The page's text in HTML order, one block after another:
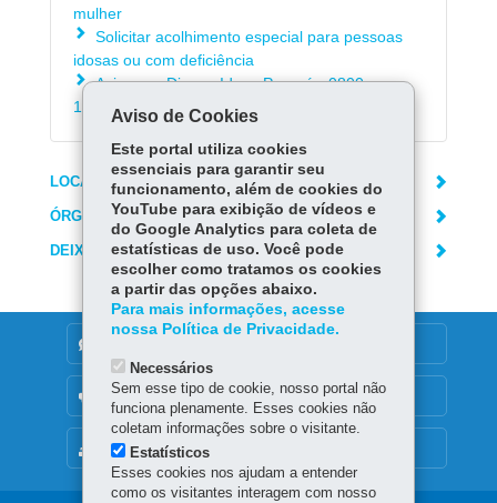
mulher
Solicitar acolhimento especial para pessoas
idosas ou com deficiência
Acionar o Disque Idoso Paraná - 0800-
1410001
LOCAIS DE ATENDIMENTO
ÓRGÃO RESPONSÁVEL
DEIXE SUA OPINIÃO
MAPA DO SITE
OUVIDORIA
Aviso de Cookies
Este portal utiliza cookies
essenciais para garantir seu
funcionamento, além de cookies do
YouTube para exibição de vídeos e
do Google Analytics para coleta de
estatísticas de uso. Você pode
escolher como tratamos os cookies
a partir das opções abaixo.
Para mais informações, acesse
nossa Política de Privacidade.
Necessários
Sem esse tipo de cookie, nosso portal não
funciona plenamente. Esses cookies não
coletam informações sobre o visitante.
Estatísticos
Esses cookies nos ajudam a entender
como os visitantes interagem com nosso